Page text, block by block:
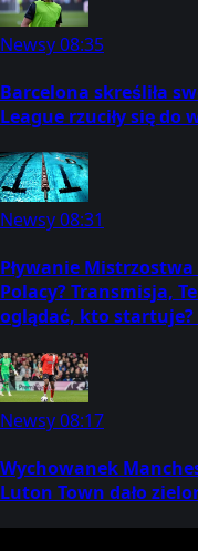
Newsy08:35
Barcelona skreśliła
League rzuciły się do
Newsy08:31
Pływanie
Polacy? Transmisja,
oglądać, kto startuje?
Newsy08:17
Wychowanek
Luton Town dało